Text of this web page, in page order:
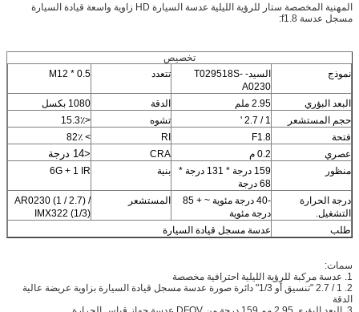
المهنية المخصصة ستار للرؤية الليلية عدسة السيارة HD زاوية واسعة قيادة السيارة
مسجل عدسة f1.8:
تخصيص
نموذج
السيد- T029518S-
A0230
تتعدد M12 * 0.5
البعد البؤري 2.95 ملم الدقة
1080 بكسل
حجم المستشعر
1 / 2.7 ' تشوه
<15.3٪
فتحة
F1.8
RI
> 82٪
عصري
0.2 م CRA <14 درجة
منظور
159 درجة * 131 درجة *
68 درجة
بنية 6G + 1 IR
درجة الحرارة
التشغيل.
-40 درجة مئوية ~ + 85
درجة مئوية
المستشعر
AR0230 (1 / 2.7) /
IMX322 (1/3)
طلب
عدسة مسجل قيادة السيارة
سمات:
1. عدسة مركبة للرؤية الليلية احترافية مخصصة
2. 1 / 2.7 "تنسيق أو 1/3" دائرة صورة
عدسة مسجل قيادة السيارة بزاوية عريضة عالية
الدقة